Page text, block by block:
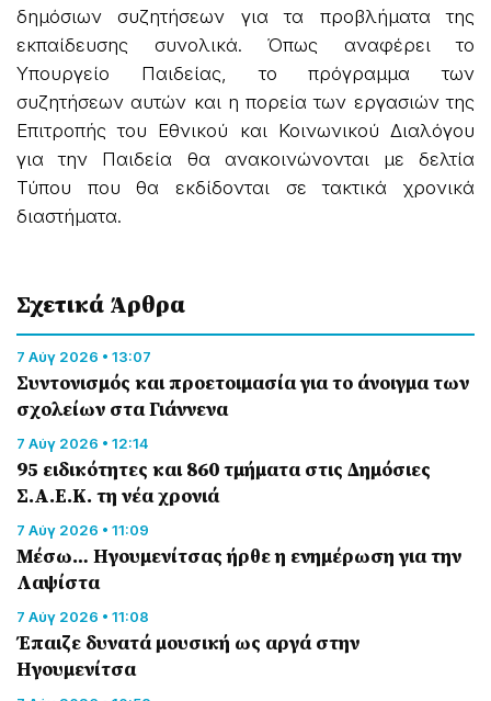
δημόσιων συζητήσεων για τα προβλήματα της
εκπαίδευσης συνολικά. Όπως αναφέρει το
Υπουργείο Παιδείας, το πρόγραμμα των
συζητήσεων αυτών και η πορεία των εργασιών της
Επιτροπής του Εθνικού και Κοινωνικού Διαλόγου
για την Παιδεία θα ανακοινώνονται με δελτία
Τύπου που θα εκδίδονται σε τακτικά χρονικά
διαστήματα.
Σχετικά Άρθρα
7 Αύγ 2026 • 13:07
Συντονισμός και προετοιμασία για το άνοιγμα των
σχολείων στα Γιάννενα
7 Αύγ 2026 • 12:14
95 ειδικότητες και 860 τμήματα στις Δημόσιες
Σ.Α.Ε.Κ. τη νέα χρονιά
7 Αύγ 2026 • 11:09
Μέσω… Ηγουμενίτσας ήρθε η ενημέρωση για την
Λαψίστα
7 Αύγ 2026 • 11:08
Έπαιζε δυνατά μουσική ως αργά στην
Ηγουμενίτσα